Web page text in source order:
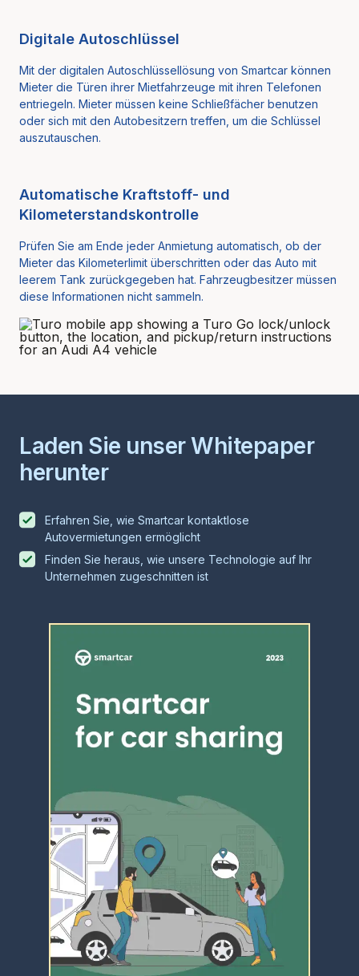
Digitale Autoschlüssel
Mit der digitalen Autoschlüssellösung von Smartcar können
Mieter die Türen ihrer Mietfahrzeuge mit ihren Telefonen
entriegeln. Mieter müssen keine Schließfächer benutzen
oder sich mit den Autobesitzern treffen, um die Schlüssel
auszutauschen.
Automatische Kraftstoff- und
Kilometerstandskontrolle
Prüfen Sie am Ende jeder Anmietung automatisch, ob der
Mieter das Kilometerlimit überschritten oder das Auto mit
leerem Tank zurückgegeben hat. Fahrzeugbesitzer müssen
diese Informationen nicht sammeln.
Laden Sie unser Whitepaper
herunter
Erfahren Sie, wie Smartcar kontaktlose
Autovermietungen ermöglicht
Finden Sie heraus, wie unsere Technologie auf Ihr
Unternehmen zugeschnitten ist